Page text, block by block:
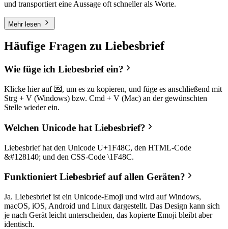
und transportiert eine Aussage oft schneller als Worte.
Mehr lesen
Häufige Fragen zu Liebesbrief
Wie füge ich Liebesbrief ein?
Klicke hier auf 💌, um es zu kopieren, und füge es anschließend mit
Strg + V (Windows) bzw. Cmd + V (Mac) an der gewünschten
Stelle wieder ein.
Welchen Unicode hat Liebesbrief?
Liebesbrief hat den Unicode U+1F48C, den HTML-Code
&#128140; und den CSS-Code \1F48C.
Funktioniert Liebesbrief auf allen Geräten?
Ja. Liebesbrief ist ein Unicode-Emoji und wird auf Windows,
macOS, iOS, Android und Linux dargestellt. Das Design kann sich
je nach Gerät leicht unterscheiden, das kopierte Emoji bleibt aber
identisch.